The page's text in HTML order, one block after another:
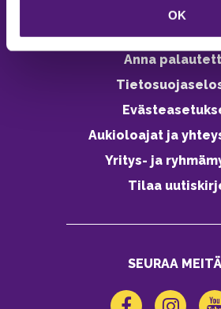
OK
Avoimet
Anna
Aukioloajat ja
Yritys- ja
Tilaa
SEURAA